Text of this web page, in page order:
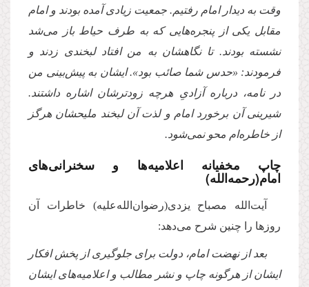
وقت به دیدار امام رفتیم. جمعیت زیادى آمده بودند و امام
مقابل یكى از پنجره‌هایى كه به طرف حیاط باز مى‌شد
نشسته بودند. تا نگاهشان به من افتاد لبخندى زدند و
فرمودند: «حدس شما صائب بود». ایشان به پیش‌بینى من
در نامه، درباره آزادىِ هرچه زودترشان اشاره داشتند.
شیرینى آن برخورد امام و لذت آن لبخند ملیحشان هرگز
از خاطره‌ام محو نمى‌شود.
چاپ مخفیانه اعلامیه‌ها و سخنرانى‌هاى
امام(رحمه‌الله)
آیت‌الله مصباح یزدی(رضوان‌الله‌علیه) خاطرات آن
روزها را چنین شرح مى‌دهد:
بعد از نهضت امام، دولت براى جلوگیرى از پخش افكار
ایشان از هرگونه چاپ و نشر مطالب و اعلامیه‌هاى ایشان